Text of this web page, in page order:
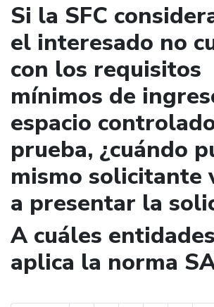
Si la SFC
el interesado no
con los requisitos
mínimos de
espacio
prueba, ¿cuándo
mismo solicitante
a presentar la
A cuáles
aplica la norma